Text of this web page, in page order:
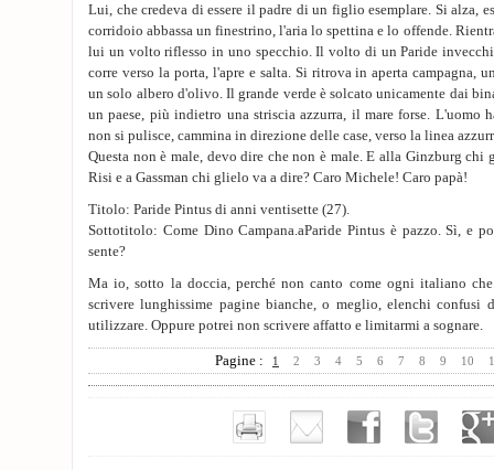
Lui, che credeva di essere il padre di un figlio esemplare. Si alza,
corridoio abbassa un finestrino, l'aria lo spettina e lo offende.
lui un volto riflesso in uno specchio. Il volto di un Paride
corre verso la porta, l'apre e salta. Si ritrova in aperta campagna,
un solo albero d'olivo. Il grande verde è solcato unicamente dai
un paese, più indietro una striscia azzurra, il mare forse. L'uomo
non si pulisce, cammina in direzione delle case, verso la linea
Questa non è male, devo dire che non è male. E alla Ginzburg
Risi e a Gassman chi glielo va a dire? Caro Michele! Caro papà!
Titolo: Paride Pintus di anni ventisette (27).
Sottotitolo: Come Dino Campana.aParide Pintus è pazzo. Sì, e
sente?
Ma io, sotto la doccia, perché non canto come ogni italiano
scrivere lunghissime pagine bianche, o meglio, elenchi confusi
utilizzare. Oppure potrei non scrivere affatto e limitarmi a sognare.
Pagine : 1 2 3 4 5 6 7 8 9 10